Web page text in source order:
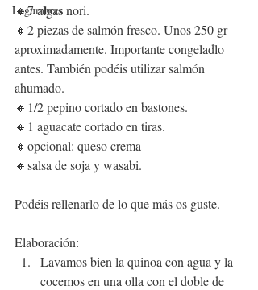
Legumbres
🔸7 algas nori.
🔸2 piezas de salmón fresco. Unos 250 gr
aproximadamente. Importante congeladlo
antes. También podéis utilizar salmón
ahumado.
🔸1/2 pepino cortado en bastones.
🔸1 aguacate cortado en tiras.
🔸opcional: queso crema
🔸salsa de soja y wasabi.
Podéis rellenarlo de lo que más os guste.
Elaboración:
Lavamos bien la quinoa con agua y la
cocemos en una olla con el doble de